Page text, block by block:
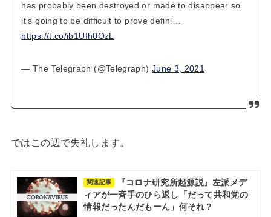
has probably been destroyed or made to disappear so
it’s going to be difficult to prove defini…
https://t.co/ib1UIh0OzL
— The Telegraph (@Telegraph) June 3, 2021
ではこの辺で失礼します。
関連記事
『コロナ研究所起源説』左派メデ
ィアが一斉手のひら返し「だって共和党の
情報だったんだもーん」何それ？